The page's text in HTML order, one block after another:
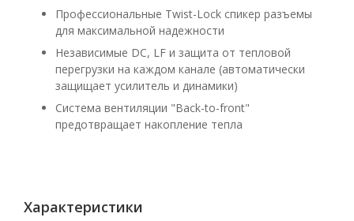
Профессиональные Twist-Lock спикер разъемы
для максимальной надежности
Независимые DC, LF и защита от тепловой
перегрузки на каждом канале (автоматически
защищает усилитель и динамики)
Система вентиляции "Back-to-front"
предотвращает накопление тепла
Характеристики